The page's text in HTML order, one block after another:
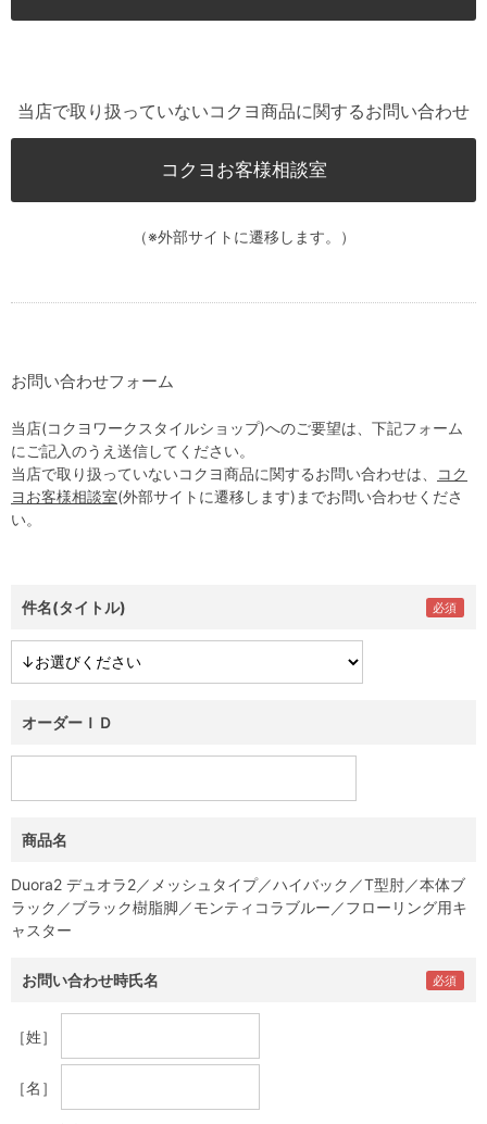
当店で取り扱っていないコクヨ商品に関するお問い合わせ
コクヨお客様相談室
（※外部サイトに遷移します。）
お問い合わせフォーム
当店(コクヨワークスタイルショップ)へのご要望は、下記フォーム
にご記入のうえ送信してください。
当店で取り扱っていないコクヨ商品に関するお問い合わせは、
コク
ヨお客様相談室(外部サイトに遷移します)までお問い合わせくださ
い。
件名(タイトル)
オーダーＩＤ
商品名
Duora2 デュオラ2／メッシュタイプ／ハイバック／T型肘／本体ブ
ラック／ブラック樹脂脚／モンティコラブルー／フローリング用キ
ャスター
お問い合わせ時氏名
［姓］
［名］